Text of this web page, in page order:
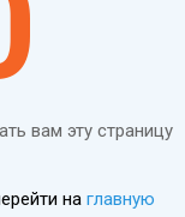
вам эту страницу
на главную